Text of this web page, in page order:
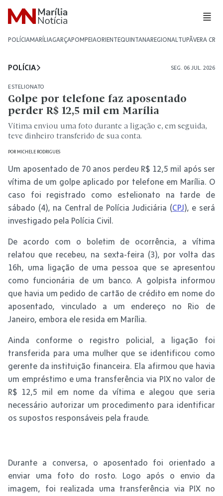
POLÍCIAMARÍLIAGARÇAPOMPEIAORIENTEQUINTANAREGIONALTUPÃVERA CRUZ
POLÍCIA SEG. 06 JUL. 2026
ESTELIONATO
Golpe por telefone faz aposentado
perder R$ 12,5 mil em Marília
Vítima enviou uma foto durante a ligação e, em seguida,
teve dinheiro transferido de sua conta.
POR MICHELE RODRIGUES
Um aposentado de 70 anos perdeu R$ 12,5 mil após ser
vítima de um golpe aplicado por telefone em Marília. O
caso foi registrado como estelionato na tarde de
sábado (4), na Central de Polícia Judiciária (CPJ), e será
investigado pela Polícia Civil.
De acordo com o boletim de ocorrência, a vítima
relatou que recebeu, na sexta-feira (3), por volta das
16h, uma ligação de uma pessoa que se apresentou
como funcionária de um banco. A golpista informou
que havia um pedido de cartão de crédito em nome do
aposentado, vinculado a um endereço no Rio de
Janeiro, embora ele resida em Marília.
Ainda conforme o registro policial, a ligação foi
transferida para uma mulher que se identificou como
gerente da instituição financeira. Ela afirmou que havia
um empréstimo e uma transferência via PIX no valor de
R$ 12,5 mil em nome da vítima e alegou que seria
necessário autorizar um procedimento para identificar
os supostos responsáveis pela fraude.
Durante a conversa, o aposentado foi orientado a
enviar uma foto do rosto. Logo após o envio da
imagem, foi realizada uma transferência via PIX no